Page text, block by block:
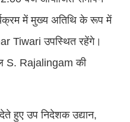
में मुख्य अतिथि के रूप में
Tiwari उपस्थित रहेंगे।
S. Rajalingam की
हुए उप निदेशक उद्यान,